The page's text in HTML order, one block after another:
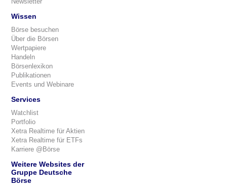
Wissen
Börse besuchen
Über die Börsen
Wertpapiere
Handeln
Börsenlexikon
Publikationen
Events und Webinare
Services
Watchlist
Portfolio
Xetra Realtime für Aktien
Xetra Realtime für ETFs
Karriere @Börse
Weitere Websites der
Gruppe Deutsche
Börse